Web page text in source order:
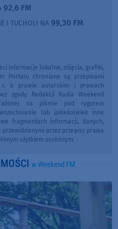
92,6 FM
I TUCHOLI NA 99,30 FM
informacje lokalne, zdjęcia, grafiki,
Portalu chronione są przepisami
o prawie autorskim i prawach
zgody Redakcji Radia Weekend
na piśmie pod rygorem
lub jakiekolwiek inne
fragmentach informacji, danych,
przez przepisy prawa
użytkiem osobistym.
w Weekend FM